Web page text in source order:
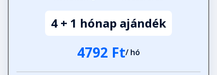
4 + 1 hónap ajándék
4792 Ft/ hó